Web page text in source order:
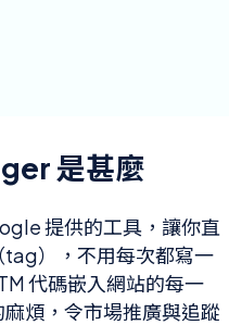
是甚麼
提供的工具，讓你直
），不用每次都寫一
代碼嵌入網站的每一
煩，令市場推廣與追蹤